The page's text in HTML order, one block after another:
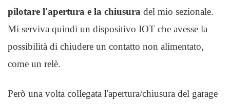
pilotare l'apertura e la chiusura del mio sezionale.
Mi serviva quindi un dispositivo IOT che avesse la
possibilità di chiudere un contatto non alimentato,
come un relè.
Però una volta collegata l'apertura/chiusura del garage